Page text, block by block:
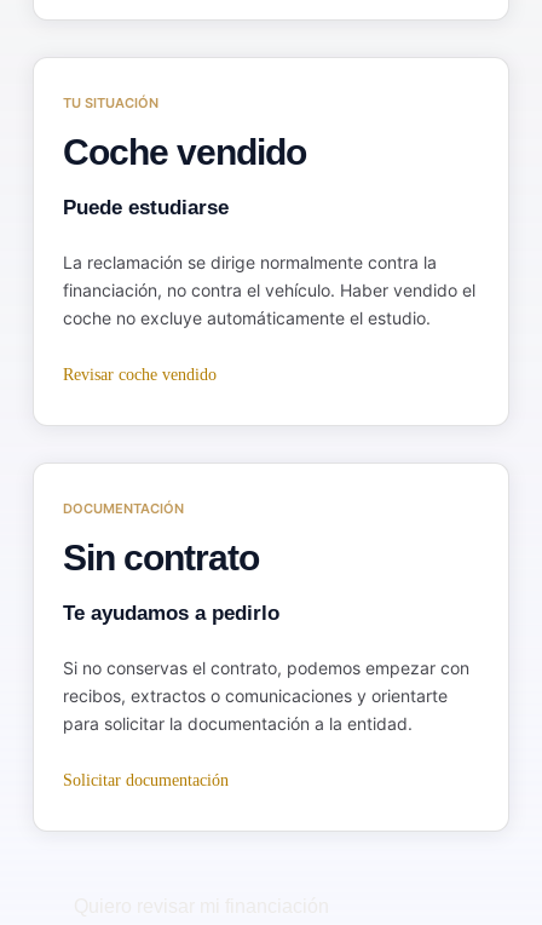
TU SITUACIÓN
Coche vendido
Puede estudiarse
La reclamación se dirige normalmente contra la
financiación, no contra el vehículo. Haber vendido el
coche no excluye automáticamente el estudio.
Revisar coche vendido
DOCUMENTACIÓN
Sin contrato
Te ayudamos a pedirlo
Si no conservas el contrato, podemos empezar con
recibos, extractos o comunicaciones y orientarte
para solicitar la documentación a la entidad.
Solicitar documentación